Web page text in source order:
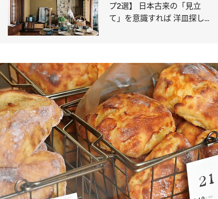
プ2選】 日本古来の「見立
て」を意識すれば 洋皿探し